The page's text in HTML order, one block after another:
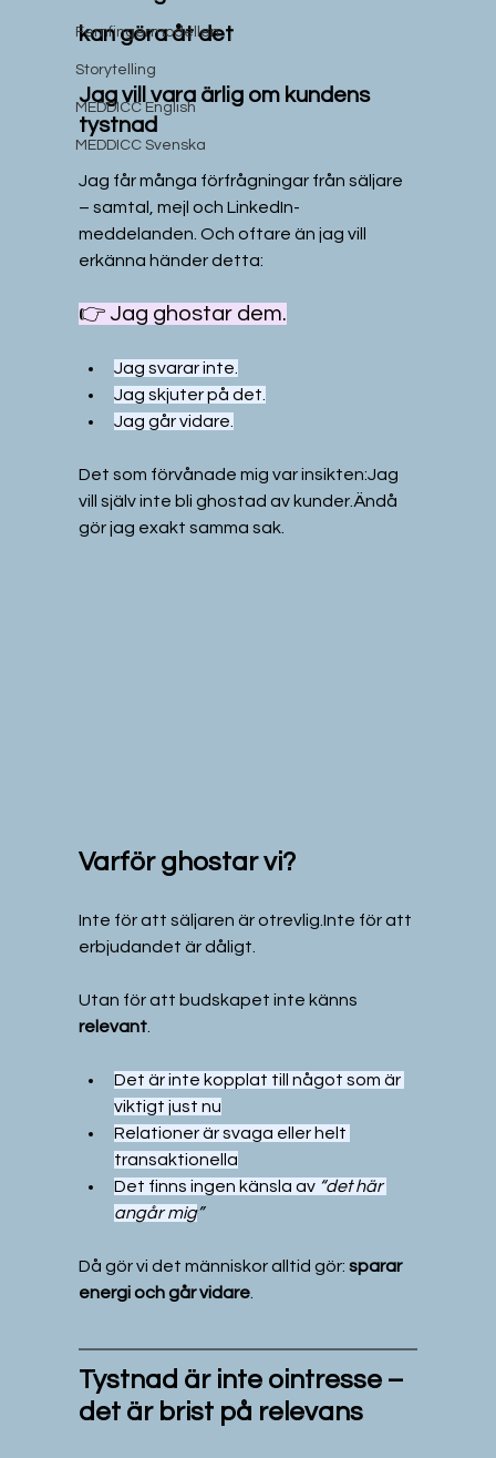
Femfingermodellen
Storytelling
MEDDICC English
MEDDICC Svenska
kan göra åt det
Jag vill vara ärlig om kundens
tystnad
Jag får många förfrågningar från säljare
– samtal, mejl och LinkedIn-
meddelanden. Och oftare än jag vill
erkänna händer detta:
👉 Jag ghostar dem.
Jag svarar inte.
Jag skjuter på det.
Jag går vidare.
Det som förvånade mig var insikten:Jag
vill själv inte bli ghostad av kunder.Ändå
gör jag exakt samma sak.
Varför ghostar vi?
Inte för att säljaren är otrevlig.Inte för att
erbjudandet är dåligt.
Utan för att budskapet inte känns
relevant
Det är inte kopplat till något som är
viktigt just nu
Relationer är svaga eller helt
transaktionella
Det finns ingen känsla av “det här
angår mig”
Då gör vi det människor alltid gör: sparar
energi och går vidare
Tystnad är inte ointresse –
det är brist på relevans